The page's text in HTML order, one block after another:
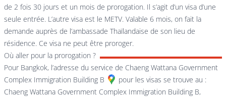
de 2 fois 30 jours et un mois de prorogation. Il s’agit d’un visa d’une
seule entrée. L’autre visa est le METV. Valable 6 mois, on fait la
demande auprès de l’ambassade Thaïlandaise de son lieu de
résidence. Ce visa ne peut être proroger.
Où aller pour la prorogation ?
Pour Bangkok, l’adresse du service de Chaeng Wattana Government
Complex Immigration Building B
pour les visas se trouve au :
Chaeng Wattana Government Complex Immigration Building B,